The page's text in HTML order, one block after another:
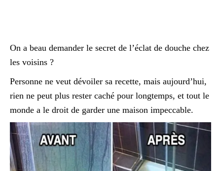
On a beau demander le secret de l’éclat de douche chez
les voisins ?
Personne ne veut dévoiler sa recette, mais aujourd’hui,
rien ne peut plus rester caché pour longtemps, et tout le
monde a le droit de garder une maison impeccable.